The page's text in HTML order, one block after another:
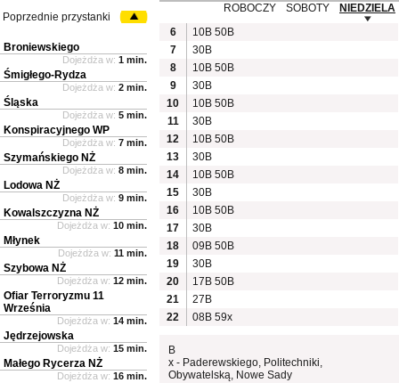
ROBOCZY
SOBOTY
NIEDZIELA
6
10B 50B
7
30B
8
10B 50B
9
30B
10
10B 50B
11
30B
12
10B 50B
13
30B
14
10B 50B
15
30B
16
10B 50B
17
30B
18
09B 50B
19
30B
20
17B 50B
21
27B
22
08B 59x
B
x - Paderewskiego, Politechniki,
Obywatelską, Nowe Sady
Poprzednie przystanki
Broniewskiego
Dojeżdża w: 1 min.
Śmigłego-Rydza
Dojeżdża w: 2 min.
Śląska
Dojeżdża w: 5 min.
Konspiracyjnego WP
Dojeżdża w: 7 min.
Szymańskiego NŻ
Dojeżdża w: 8 min.
Lodowa NŻ
Dojeżdża w: 9 min.
Kowalszczyzna NŻ
Dojeżdża w: 10 min.
Młynek
Dojeżdża w: 11 min.
Szybowa NŻ
Dojeżdża w: 12 min.
Ofiar Terroryzmu 11
Września
Dojeżdża w: 14 min.
Jędrzejowska
Dojeżdża w: 15 min.
Małego Rycerza NŻ
Dojeżdża w: 16 min.